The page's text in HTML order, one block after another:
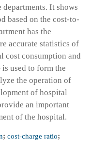
It shows
based on the cost-to-
has the
accurate statistics of
cost consumption and
used to form the
the operation of
of hospital
an important
of the hospital.
; cost-charge ratio;